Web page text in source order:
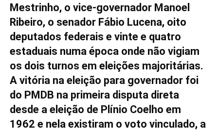
Mestrinho, o vice-governador Manoel
Ribeiro, o senador Fábio Lucena, oito
deputados federais e vinte e quatro
estaduais numa época onde não vigiam
os dois turnos em eleições majoritárias.
A vitória na eleição para governador foi
do PMDB na primeira disputa direta
desde a eleição de Plínio Coelho em
1962 e nela existiram o voto vinculado, a